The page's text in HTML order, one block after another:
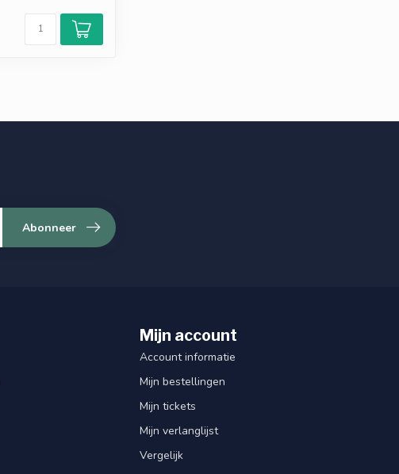
Abonneer
Mijn account
Account informatie
Mijn bestellingen
Mijn tickets
Mijn verlanglijst
Vergelijk